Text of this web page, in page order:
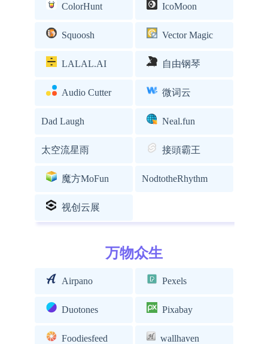
ColorHunt IcoMoon
Squoosh Vector Magic
LALAL.AI 自由钢琴
Audio Cutter 微词云
Dad Laugh Neal.fun
太空流星雨 接頭霸王
魔方MoFun NodtotheRhythm
视创云展
万物众生
Airpano Pexels
Duotones Pixabay
Foodiesfeed wallhaven